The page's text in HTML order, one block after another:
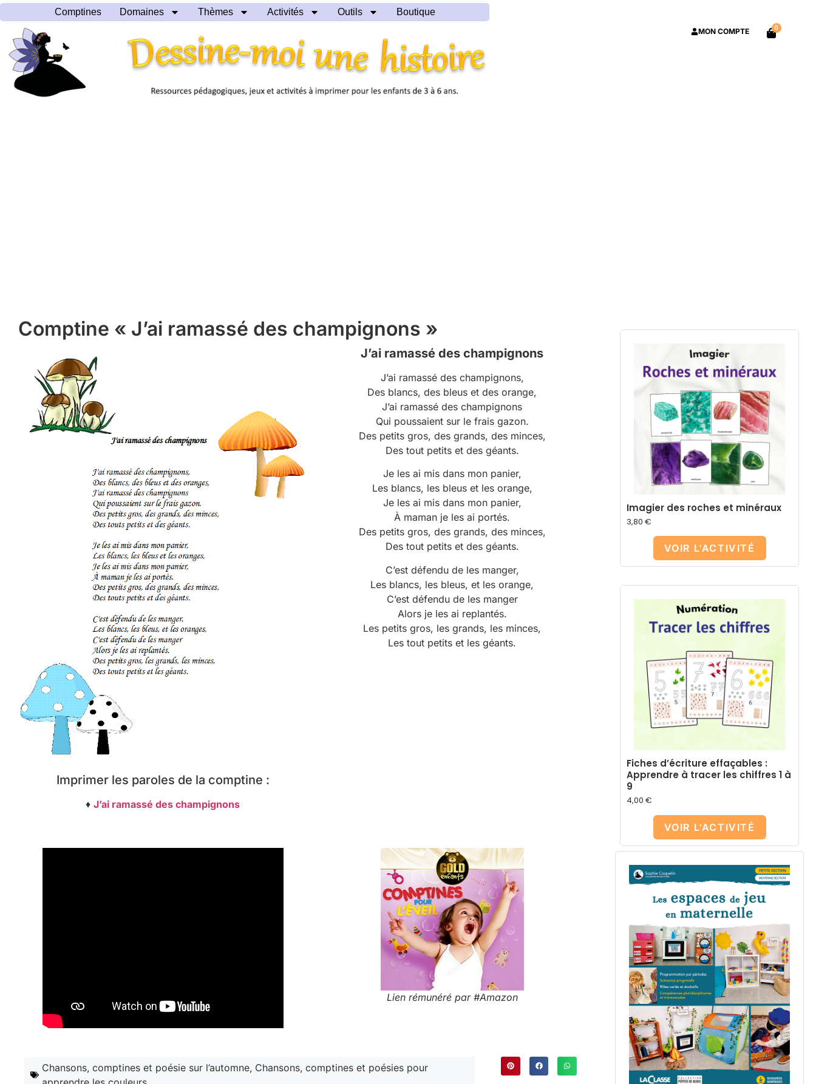
MON COMPTE 0
Comptines Domaines Thèmes Activités Outils Boutique
Comptine « J’ai ramassé des champignons »
Imprimer les paroles de la comptine :
♦J’ai ramassé des champignons
J’ai ramassé des champignons
J’ai ramassé des champignons,
Des blancs, des bleus et des orange,
J’ai ramassé des champignons
Qui poussaient sur le frais gazon.
Des petits gros, des grands, des minces,
Des tout petits et des géants.
Je les ai mis dans mon panier,
Les blancs, les bleus et les orange,
Je les ai mis dans mon panier,
À maman je les ai portés.
Des petits gros, des grands, des minces,
Des tout petits et des géants.
C’est défendu de les manger,
Les blancs, les bleus, et les orange,
C’est défendu de les manger
Alors je les ai replantés.
Les petits gros, les grands, les minces,
Les tout petits et les géants.
Lien rémunéré par #Amazon
Chansons, comptines et poésie sur l’automne, Chansons, comptines et poésies pour
Imagier des roches et minéraux
3,80 €
VOIR L'ACTIVITÉ
Fiches d’écriture effaçables :
Apprendre à tracer les chiffres 1 à
9
4,00 €
VOIR L'ACTIVITÉ